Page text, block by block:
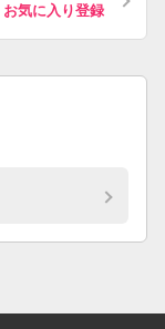
お気に入り登録